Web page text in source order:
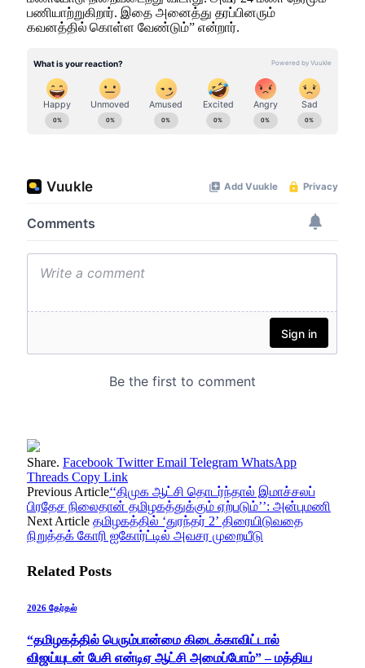
பணியாற்றுகிறார். இதை அனைத்து தரப்பினரும்
கவனத்தில் கொள்ள வேண்டும்” என்றார்.
Share. Facebook Twitter Email Telegram WhatsApp
Threads Copy Link
Previous Article‘‘திமுக ஆட்சி தொடர்ந்தால் இமாச்சலப்
பிரதேச நிலைதான் தமிழகத்துக்கும் ஏற்படும்’’: அன்புமணி
Next Article தமிழகத்தில் ‘துரந்தர் 2’ திரையிடுவதை
நிறுத்தக் கோரி ஐகோர்ட்டில் அவசர முறையீடு
Related Posts
2026 தேர்தல்
“தமிழகத்தில் பெரும்பான்மை கிடைக்காவிட்டால்
விஜய்யுடன் பேசி என்டிஏ ஆட்சி அமைப்போம்” – மத்திய